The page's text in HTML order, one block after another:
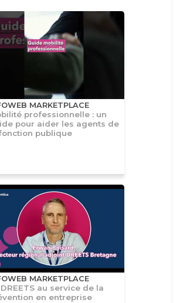
MARKETPLACE
professionnelle : un
pour aider les agents de
publique
MARKETPLACE
au service de la
en entreprise